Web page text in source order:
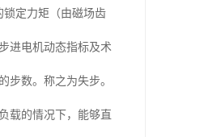
锁定力矩（由磁场齿
进电机动态指标及术
步数。称之为失步。
载的情况下，能够直